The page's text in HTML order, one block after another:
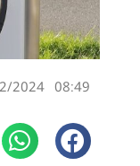
08:49
2024